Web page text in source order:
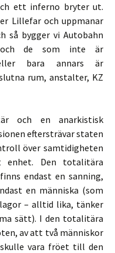
ett inferno bryter ut.
Lillefar och uppmanar
så bygger vi Autobahn
och de som inte är
eller bara annars är
rum, anstalter, KZ
och en anarkistisk
eftersträvar staten
över samtidigheten
enhet. Den totalitära
endast en sanning,
en människa (som
– alltid lika, tänker
sätt). I den totalitära
av att två människor
vara fröet till den